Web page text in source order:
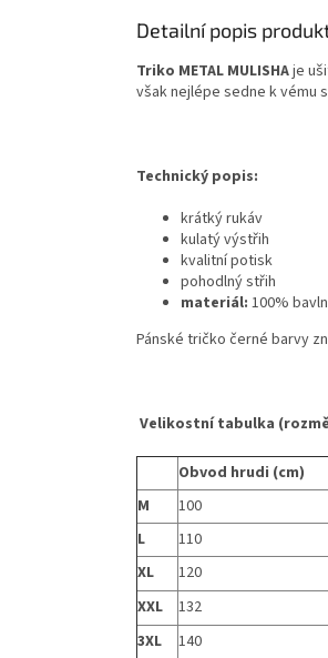
Detailní popis
Triko METAL MULISHAje
však nejlépe sedne k vému
Technický popis:
krátký rukáv
kulatý výstřih
kvalitní potisk
pohodlný střih
materiál: 100%
Pánské tričko černé barvy
Velikostní tabulka
Obvod hrudi (cm)
M
100
L
110
XL
120
XXL
132
3XL
140